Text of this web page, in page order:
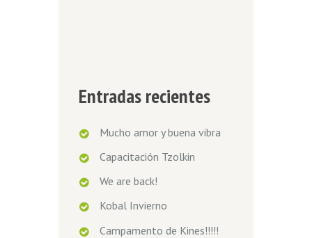
Entradas recientes
Mucho amor y buena vibra
Capacitación Tzolkin
We are back!
Kobal Invierno
Campamento de Kines!!!!!